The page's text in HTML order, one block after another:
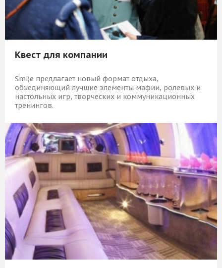
Квест для компании
Smi)e предлагает новый формат отдыха,
объединяющий лучшие элементы мафии, ролевых и
настольных игр, творческих и коммуникационных
тренингов.
35 309 Р КУПИТЬ